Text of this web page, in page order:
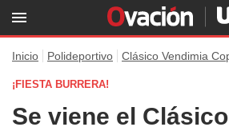
Inicio Polideportivo Clásico Vendimia
¡FIESTA BURRERA!
Se viene el